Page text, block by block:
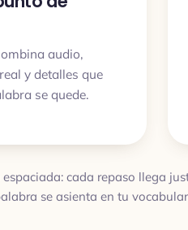
audio,
y detalles que
se quede.
cada repaso llega
se asienta en tu